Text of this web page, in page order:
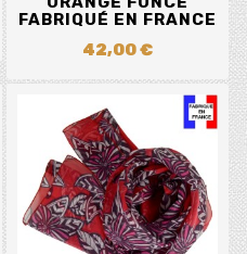
FABRIQUÉ EN FRANCE
42,00 €